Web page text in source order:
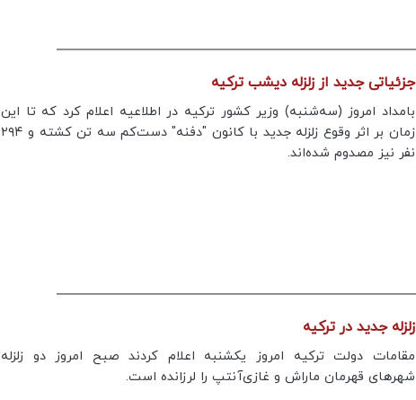
جزئیاتی جدید از زلزله دیشب ترکیه
بامداد امروز (سه‌شنبه) وزیر کشور ترکیه در اطلاعیه اعلام کرد که تا این
زمان بر اثر وقوع زلزله جدید با کانون "دفنه" دست‌کم سه تن کشته و ۲۹۴
نفر نیز مصدوم شده‌اند.
زلزله جدید در ترکیه
مقامات دولت ترکیه امروز یکشنبه اعلام کردند صبح امروز دو زلزله
شهرهای قهرمان ماراش و غازی‌آنتپ را لرزانده است.